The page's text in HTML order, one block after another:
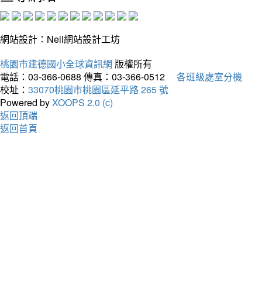
網站設計：Neil網站設計工坊
桃園市建德國小全球資訊網 版權所有
電話：03-366-0688 傳真：03-366-0512
各班級處室分機
校址： 33070桃園市桃園區延平路 265 號
Powered byXOOPS 2.0 (c)
返回頂端
返回首頁